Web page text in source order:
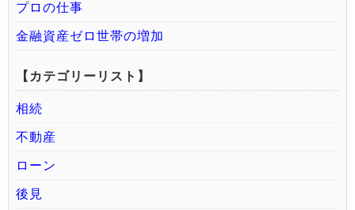
プロの仕事
金融資産ゼロ世帯の増加
【カテゴリーリスト】
相続
不動産
ローン
後見